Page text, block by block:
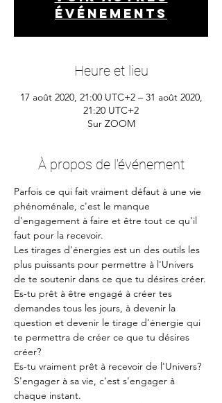
événements
Heure et lieu
17 août 2020, 21:00 UTC+2 – 31 août 2020,
21:20 UTC+2
Sur ZOOM
À propos de l'événement
Parfois ce qui fait vraiment défaut à une vie
phénoménale, c'est le manque
d'engagement à faire et être tout ce qu'il
faut pour la recevoir.
Les tirages d'énergies est un des outils les
plus puissants pour permettre à l'Univers
de te soutenir dans ce que tu désires créer.
Es-tu prêt à être engagé à créer tes
demandes tous les jours, à devenir la
question et devenir le tirage d'énergie qui
te permettra de créer ce que tu désires
créer?
Es-tu vraiment prêt à recevoir de l'Univers?
S'engager à sa vie, c'est s'engager à
chaque instant.